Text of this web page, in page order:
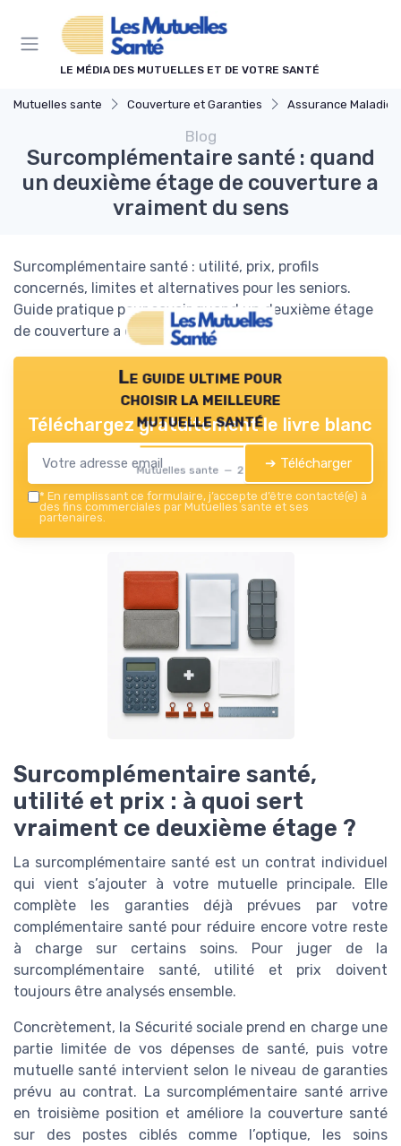
LE MÉDIA DES MUTUELLES ET DE VOTRE SANTÉ
Mutuelles sante Couverture et Garanties Assurance Maladie et
Blog
Surcomplémentaire santé : quand
un deuxième étage de couverture a
vraiment du sens
Surcomplémentaire santé : utilité, prix, profils
concernés, limites et alternatives pour les seniors.
Guide pratique pour savoir quand un deuxième étage
de couverture a du sens.
Le guide ultime pour
choisir la meilleure
mutuelle santé
Mutuelles sante — 2026
Téléchargez gratuitement le livre blanc
➔ Télécharger
* En remplissant ce formulaire, j’accepte d’être contacté(e) à
des fins commerciales par Mutuelles sante et ses
partenaires.
Surcomplémentaire santé,
utilité et prix : à quoi sert
vraiment ce deuxième étage ?
La surcomplémentaire santé est un contrat individuel
qui vient s’ajouter à votre mutuelle principale. Elle
complète les garanties déjà prévues par votre
complémentaire santé pour réduire encore votre reste
à charge sur certains soins. Pour juger de la
surcomplémentaire santé, utilité et prix doivent
toujours être analysés ensemble.
Concrètement, la Sécurité sociale prend en charge une
partie limitée de vos dépenses de santé, puis votre
mutuelle santé intervient selon le niveau de garanties
prévu au contrat. La surcomplémentaire santé arrive
en troisième position et améliore la couverture santé
sur des postes ciblés comme l’optique, les soins